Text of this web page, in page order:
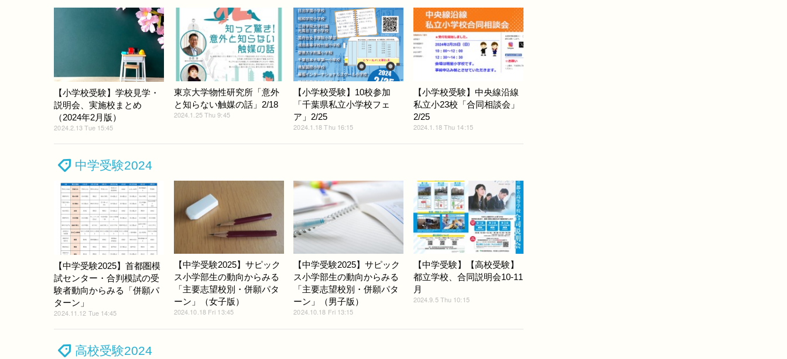
【小学校受験】学校見学・
説明会、実施校まとめ
（2024年2月版）
2024.2.13 Tue 15:45
東京大学物性研究所「意外
と知らない触媒の話」2/18
2024.1.25 Thu 9:45
【小学校受験】10校参加
「千葉県私立小学校フェ
ア」2/25
2024.1.18 Thu 16:15
【小学校受験】中央線沿線
私立小23校「合同相談会」
2/25
2024.1.18 Thu 14:15
中学受験2024
【中学受験2025】首都圏模
試センター・合判模試の受
験者動向からみる「併願パ
ターン」
2024.11.12 Tue 14:45
【中学受験2025】サピック
ス小学部生の動向からみる
「主要志望校別・併願パタ
ーン」（女子版）
2024.10.18 Fri 13:45
【中学受験2025】サピック
ス小学部生の動向からみる
「主要志望校別・併願パタ
ーン」（男子版）
2024.10.18 Fri 13:15
【中学受験】【高校受験】
都立学校、合同説明会10-11
月
2024.9.5 Thu 10:15
高校受験2024